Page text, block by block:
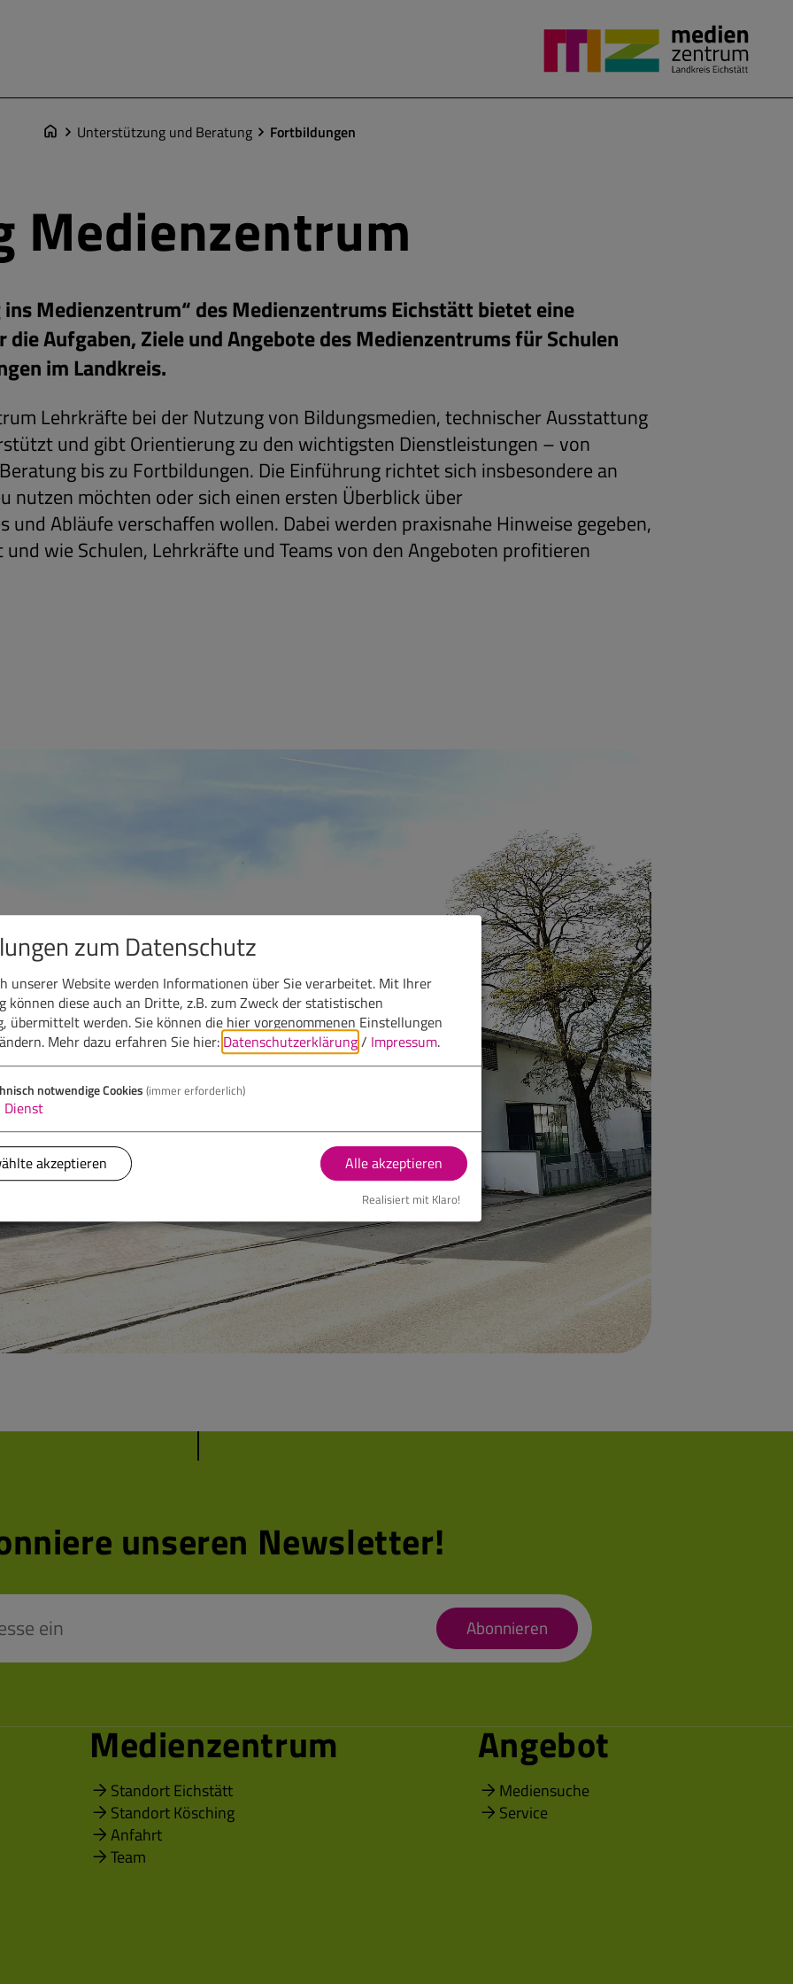
Fortbildungen
Unterstützung und Beratung
Medienzentrum
Medienzentrum“ des Medienzentrums Eichstätt bietet eine
Aufgaben, Ziele und Angebote des Medienzentrums für Schulen
im Landkreis.
Lehrkräfte bei der Nutzung von Bildungsmedien, technischer Ausstattung
und gibt Orientierung zu den wichtigsten Dienstleistungen – von
bis zu Fortbildungen. Die Einführung richtet sich insbesondere an
nutzen möchten oder sich einen ersten Überblick über
und Abläufe verschaffen wollen. Dabei werden praxisnahe Hinweise gegeben,
wie Schulen, Lehrkräfte und Teams von den Angeboten profitieren
unseren Newsletter!
Abonnieren
Medienzentrum
Standort Eichstätt
Standort Kösching
Anfahrt
Team
Angebot
Mediensuche
Service
zum Datenschutz
unserer Website werden Informationen über Sie verarbeitet. Mit Ihrer
können diese auch an Dritte, z.B. zum Zweck der statistischen
übermittelt werden. Sie können die hier vorgenommenen Einstellungen
Mehr dazu erfahren Sie hier: Datenschutzerklärung/ Impressum.
notwendige Cookies (immer erforderlich)
Dienst
akzeptieren Alle akzeptieren
Realisiert mit Klaro!